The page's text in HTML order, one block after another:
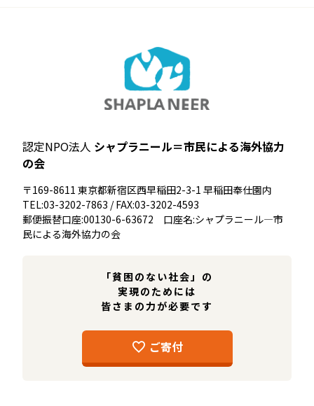
認定NPO法人 シャプラニール＝市民による海外協力
の会
〒169-8611 東京都新宿区西早稲田2-3-1 早稲田奉仕園内
TEL:03-3202-7863 / FAX:03-3202-4593
郵便振替口座:00130-6-63672 口座名:シャプラニール―市
民による海外協力の会
「貧困のない社会」の
実現のためには
皆さまの力が必要です
ご寄付